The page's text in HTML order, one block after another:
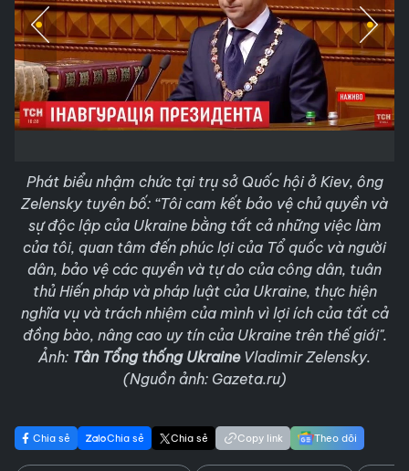
Phát biểu nhậm chức tại trụ sở Quốc hội ở Kiev, ông
Zelensky tuyên bố: “Tôi cam kết bảo vệ chủ quyền và
sự độc lập của Ukraine bằng tất cả những việc làm
của tôi, quan tâm đến phúc lợi của Tổ quốc và người
dân, bảo vệ các quyền và tự do của công dân, tuân
thủ Hiến pháp và pháp luật của Ukraine, thực hiện
nghĩa vụ và trách nhiệm của mình vì lợi ích của tất cả
đồng bào, nâng cao uy tín của Ukraine trên thế giới".
Ảnh: Tân Tổng thống UkraineVladimir Zelensky.
(Nguồn ảnh: Gazeta.ru)
Chia sẻ Chia sẻ Chia sẻ Copy link Theo dõi